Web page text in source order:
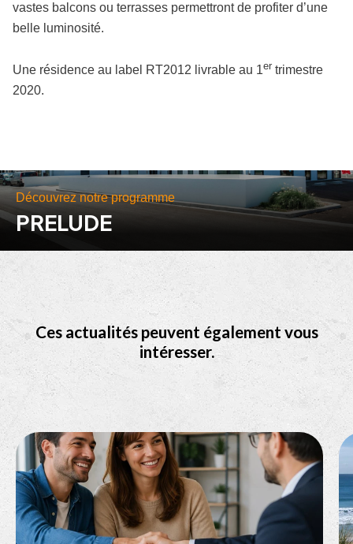
vastes balcons ou terrasses permettront de profiter d’une
belle luminosité.
Une résidence au label RT2012 livrable au 1er trimestre
2020.
Découvrez notre programme
PRELUDE
Ces actualités peuvent également vous
intéresser.